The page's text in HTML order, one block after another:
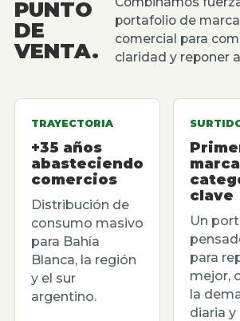
PUNTO
DE
VENTA.
portafolio de
comercial para
claridad y reponer
TRAYECTORIA
+35 años
abasteciendo
comercios
Distribución de
consumo masivo
para Bahía
Blanca, la región
y el sur
argentino.
clave
Un
para
mejor,
la
diaria y